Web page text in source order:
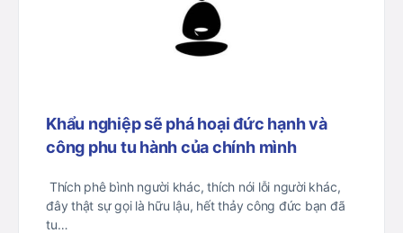
Khẩu nghiệp sẽ phá hoại đức hạnh và
công phu tu hành của chính mình
​ Thích phê bình người khác, thích nói lỗi người khác,
đây thật sự gọi là hữu lậu, hết thảy công đức bạn đã
tu…